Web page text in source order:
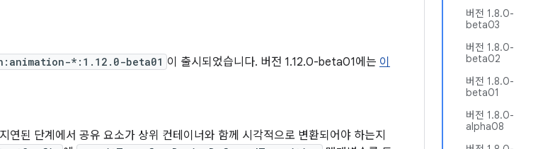
버전 1.8.0-
beta03
버전 1.8.0-
beta02
버전 1.8.0-
beta01
버전 1.8.0-
alpha08
*:1.12.0-beta01 이 출시되었습니다. 버전 1.12.0-beta01에는 이
연된 단계에서 공유 요소가 상위 컨테이너와 함께 시각적으로 변환되어야 하는지